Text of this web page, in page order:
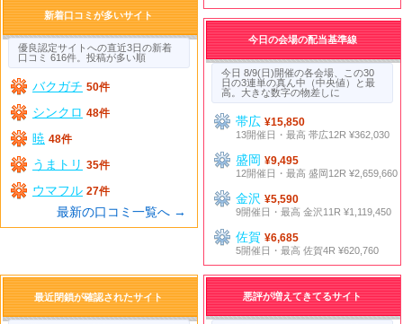
新着口コミが多いサイト
優良認定サイトへの直近3日の新着
口コミ 616件。投稿が多い順
バクガチ 50件
シンクロ 48件
暁 48件
うまトリ 35件
ウマフル 27件
最新の口コミ一覧へ →
今日の会場の配当基準線
今日 8/9(日)開催の各会場、この30
日の3連単の真ん中（中央値）と最
高。大きな数字の物差しに
帯広¥15,850
13開催日・最高 帯広12R ¥362,030
盛岡¥9,495
12開催日・最高 盛岡12R ¥2,659,660
金沢¥5,590
9開催日・最高 金沢11R ¥1,119,450
佐賀¥6,685
5開催日・最高 佐賀4R ¥620,760
悪評が増えてきてるサイト
最近閉鎖が確認されたサイト